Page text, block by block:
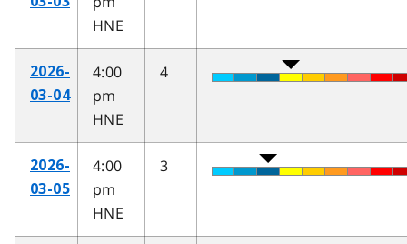
HNE
2026-
03-04
4:00
pm
HNE
4
2026-
03-05
4:00
pm
HNE
3